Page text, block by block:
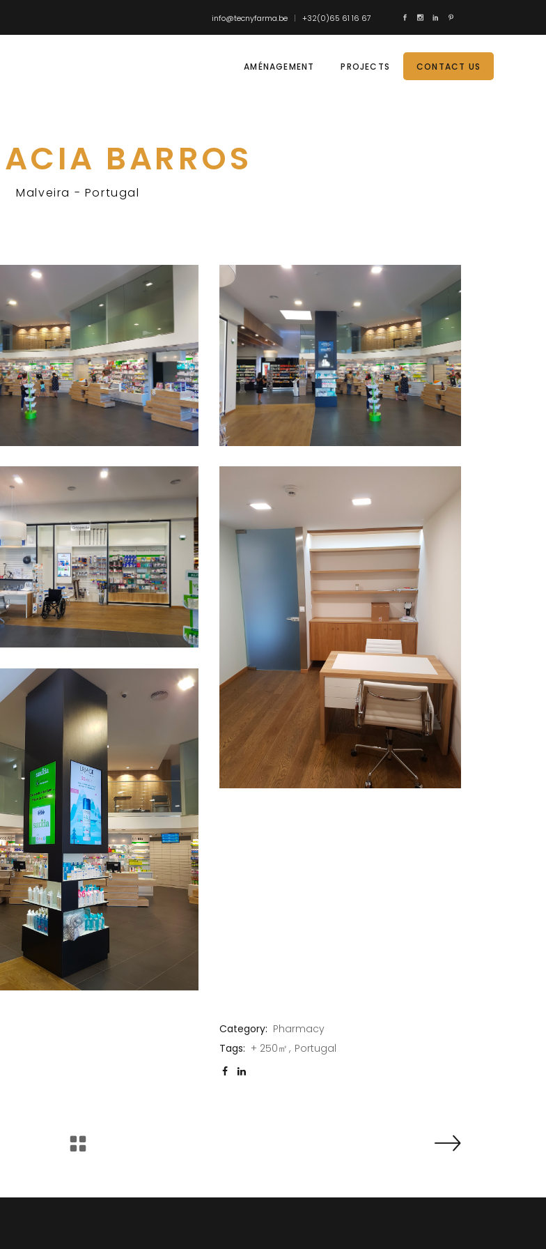
info@tecnyfarma.be +32(0)65 61 16 67
AMÉNAGEMENT PROJECTS CONTACT US
BARROS
Malveira - Portugal
Category: Pharmacy
Tags: + 250㎡ Portugal